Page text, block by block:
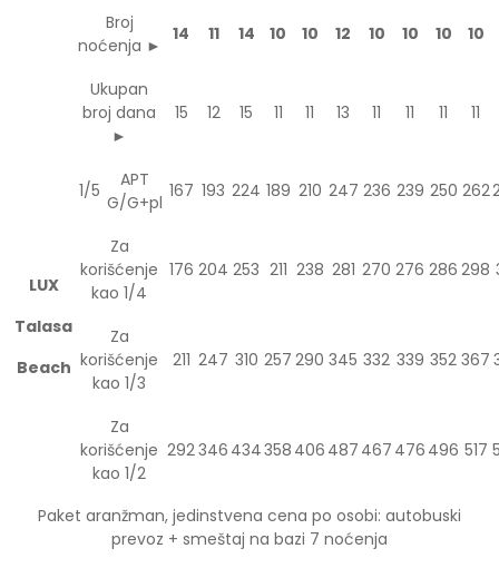
Broj
noćenja ►
14 11 14 10 10 12 10 10 10 10
Ukupan
broj dana
►
15 12 15 11 11 13 11 11 11 11
LUX
Talasa
Beach
1/5
APT
G/G+pl
167 193 224 189 210 247 236 239 250 262
Za
korišćenje
kao 1/4
176 204 253 211 238 281 270 276 286 298
Za
korišćenje
kao 1/3
211 247 310 257 290 345 332 339 352 367
Za
korišćenje
kao 1/2
292346 434358 406 487 467 476 496 517
Paket aranžman, jedinstvena cena po osobi: autobuski
prevoz + smeštaj na bazi 7 noćenja